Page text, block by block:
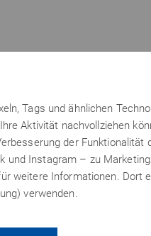
und einem
ca. 12 bis 15kg an Gewicht
damit das ganze
Tags und ähnlichen
Aktivität nachvollziehen
der Funktionalität
und Instagram – zu
weitere Informationen. Dort
verwenden.